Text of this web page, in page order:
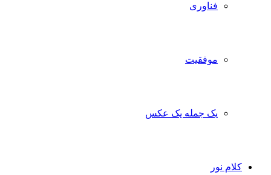
فناوری
موفقیت
یک جمله یک عکس
کلام نور